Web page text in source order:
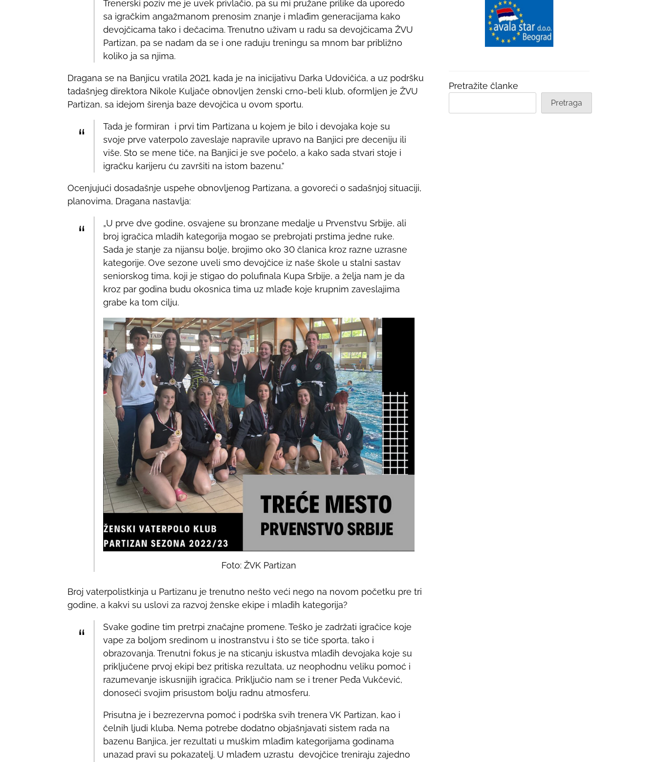
Trenerski poziv me je uvek privlačio, pa su mi pružane prilike da uporedo
sa igračkim angažmanom prenosim znanje i mlađim generacijama kako
devojčicama tako i dečacima. Trenutno uživam u radu sa devojčicama ŽVU
Partizan, pa se nadam da se i one raduju treningu sa mnom bar približno
koliko ja sa njima.
Dragana se na Banjicu vratila 2021, kada je na inicijativu Darka Udovičića, a uz podršku
tadašnjeg direktora Nikole Kuljače obnovljen ženski crno-beli klub, oformljen je ŽVU
Partizan, sa idejom širenja baze devojčica u ovom sportu.
Tada je formiran i prvi tim Partizana u kojem je bilo i devojaka koje su
svoje prve vaterpolo zaveslaje napravile upravo na Banjici pre deceniju ili
više. Sto se mene tiče, na Banjici je sve počelo, a kako sada stvari stoje i
igračku karijeru ću završiti na istom bazenu.”
Ocenjujući dosadašnje uspehe obnovljenog Partizana, a govoreći o sadašnjoj situaciji,
planovima, Dragana nastavlja:
„U prve dve godine, osvajene su bronzane medalje u Prvenstvu Srbije, ali
broj igračica mladih kategorija mogao se prebrojati prstima jedne ruke.
Sada je stanje za nijansu bolje, brojimo oko 30 članica kroz razne uzrasne
kategorije. Ove sezone uveli smo devojčice iz naše škole u stalni sastav
seniorskog tima, koji je stigao do polufinala Kupa Srbije, a želja nam je da
kroz par godina budu okosnica tima uz mlađe koje krupnim zaveslajima
grabe ka tom cilju.
Foto: ŽVK Partizan
Broj vaterpolistkinja u Partizanu je trenutno nešto veći nego na novom početku pre tri
godine, a kakvi su uslovi za razvoj ženske ekipe i mlađih kategorija?
Svake godine tim pretrpi značajne promene. Teško je zadržati igračice koje
vape za boljom sredinom u inostranstvu i što se tiče sporta, tako i
obrazovanja. Trenutni fokus je na sticanju iskustva mlađih devojaka koje su
priključene prvoj ekipi bez pritiska rezultata, uz neophodnu veliku pomoć i
razumevanje iskusnijih igračica. Priključio nam se i trener Peđa Vukčević,
donoseći svojim prisustom bolju radnu atmosferu.
Prisutna je i bezrezervna pomoć i podrška svih trenera VK Partizan, kao i
čelnih ljudi kluba. Nema potrebe dodatno objašnjavati sistem rada na
bazenu Banjica, jer rezultati u muškim mlađim kategorijama godinama
unazad pravi su pokazatelj. U mlađem uzrastu devojčice treniraju zajedno
Pretražite članke
Pretraga